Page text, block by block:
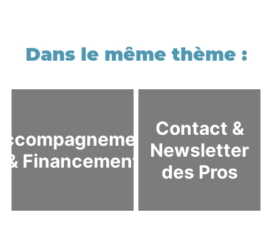
& Financement
Contact &
Newsletter
des Pros